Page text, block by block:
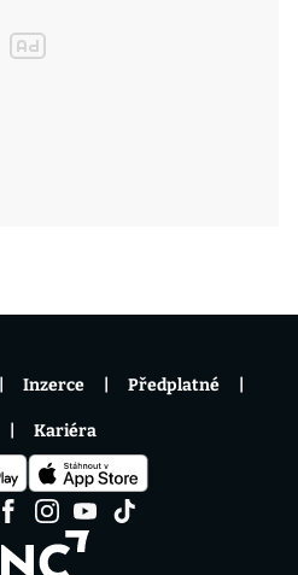
Inzerce Předplatné
Kariéra